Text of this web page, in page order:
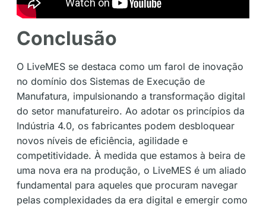
Conclusão
O LiveMES se destaca como um farol de inovação
no domínio dos Sistemas de Execução de
Manufatura, impulsionando a transformação digital
do setor manufatureiro. Ao adotar os princípios da
Indústria 4.0, os fabricantes podem desbloquear
novos níveis de eficiência, agilidade e
competitividade. À medida que estamos à beira de
uma nova era na produção, o LiveMES é um aliado
fundamental para aqueles que procuram navegar
pelas complexidades da era digital e emergir como